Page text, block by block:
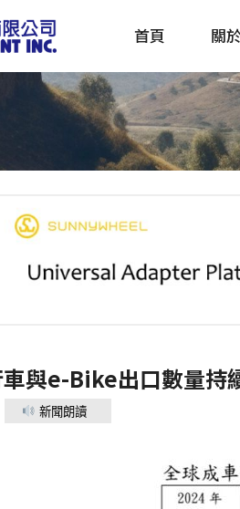
首頁 關
產品採購指南 TBS
與e-Bike出口數量持
新聞朗讀